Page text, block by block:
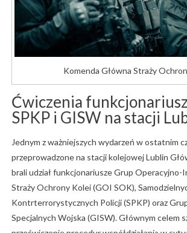
Komenda Główna Straży
Ćwiczenia
SPKP i GISW nastacji
Jednym zważniejszych wydarzeń wostatnim
przeprowadzonena stacjikolejowejLublin
braliudział funkcjonariuszeGrup Operacyjno-
StrażyOchrony Kolei (GOI SOK),
Kontrterrorystycznych Policji (SPKP) oraz
Specjalnych Wojska (GISW).Głównym celem